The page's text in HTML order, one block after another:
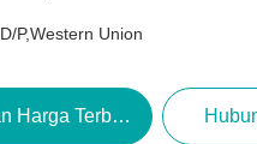
P,Western Union
Harga Terbaik